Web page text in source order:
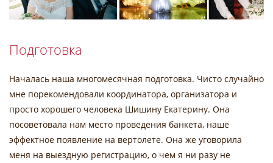
Подготовка
Началась наша многомесячная подготовка. Чисто случайно
мне порекомендовали координатора, организатора и
просто хорошего человека Шишину Екатерину. Она
посоветовала нам место проведения банкета, наше
эффектное появление на вертолете. Она же уговорила
меня на выездную регистрацию, о чем я ни разу не